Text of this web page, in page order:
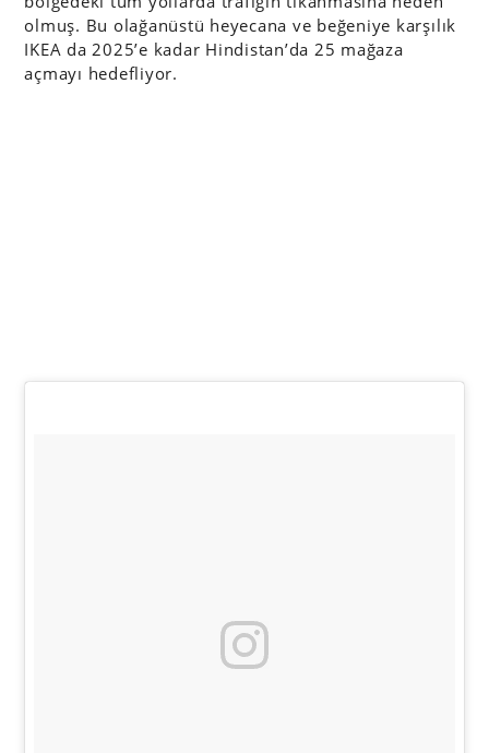
olmuş. Bu olağanüstü heyecana ve beğeniye karşılık
IKEA da 2025’e kadar Hindistan’da 25 mağaza
açmayı hedefliyor.